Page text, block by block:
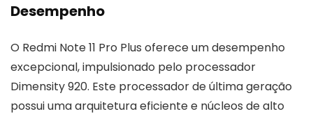
Desempenho
O Redmi Note 11 Pro Plus oferece um desempenho
excepcional, impulsionado pelo processador
Dimensity 920. Este processador de última geração
possui uma arquitetura eficiente e núcleos de alto